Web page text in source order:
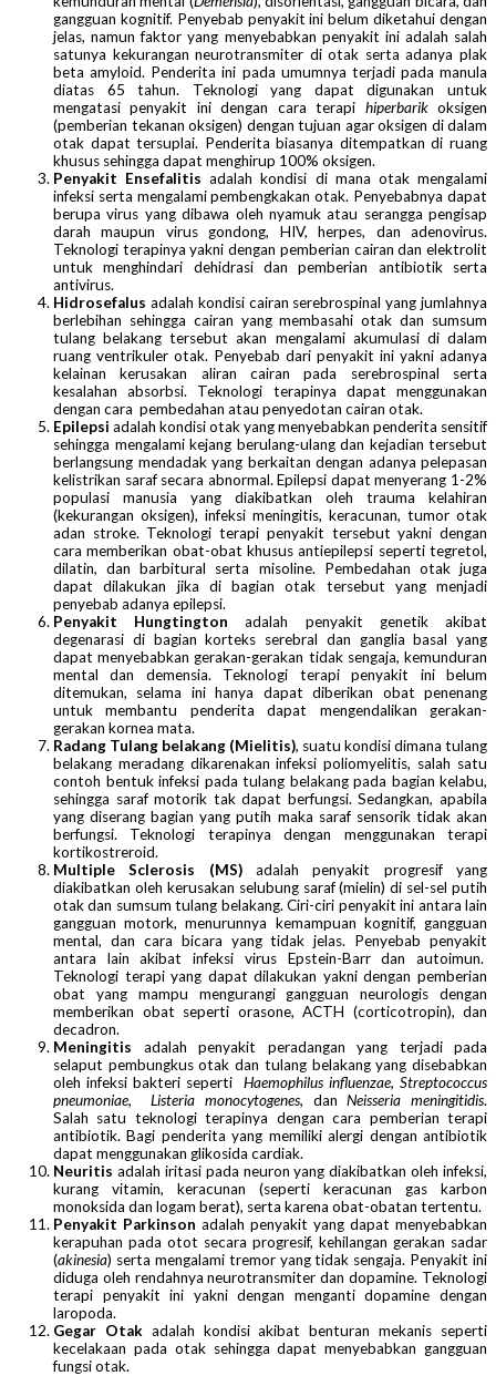
gangguan kognitif. Penyebab penyakit ini belum diketahui dengan
jelas, namun faktor yang menyebabkan penyakit ini adalah salah
satunya kekurangan neurotransmiter di otak serta adanya plak
beta amyloid. Penderita ini pada umumnya terjadi pada manula
diatas 65 tahun. Teknologi yang dapat digunakan untuk
mengatasi penyakit ini dengan cara terapi hiperbarikoksigen
(pemberian tekanan oksigen) dengan tujuan agar oksigen di dalam
otak dapat tersuplai. Penderita biasanya ditempatkan di ruang
khusus sehingga dapat menghirup 100% oksigen.
Penyakit Ensefalitisadalah kondisi di mana otak mengalami
infeksi serta mengalami pembengkakan otak. Penyebabnya dapat
berupa virus yang dibawa oleh nyamuk atau serangga pengisap
darah maupun virus gondong, HIV, herpes, dan adenovirus.
Teknologi terapinya yakni dengan pemberian cairan dan elektrolit
untuk menghindari dehidrasi dan pemberian antibiotik serta
antivirus.
Hidrosefalus adalah kondisi cairan serebrospinal yang jumlahnya
berlebihan sehingga cairan yang membasahi otak dan sumsum
tulang belakang tersebut akan mengalami akumulasi di dalam
ruang ventrikuler otak. Penyebab dari penyakit ini yakni adanya
kelainan kerusakan aliran cairan pada serebrospinal serta
kesalahan absorbsi. Teknologi terapinya dapat menggunakan
dengan cara pembedahan atau penyedotan cairan otak.
Epilepsi adalah kondisi otak yang menyebabkan penderita sensitif
sehingga mengalami kejang berulang-ulang dan kejadian tersebut
berlangsung mendadak yang berkaitan dengan adanya pelepasan
kelistrikan saraf secara abnormal. Epilepsi dapat menyerang 1-2%
populasi manusia yang diakibatkan oleh trauma kelahiran
(kekurangan oksigen), infeksi meningitis, keracunan, tumor otak
adan stroke. Teknologi terapi penyakit tersebut yakni dengan
cara memberikan obat-obat khusus antiepilepsi seperti tegretol,
dilatin, dan barbitural serta misoline. Pembedahan otak juga
dapat dilakukan jika di bagian otak tersebut yang menjadi
penyebab adanya epilepsi.
Penyakit Hungtingtonadalah penyakit genetik akibat
degenarasi di bagian korteks serebral dan ganglia basal yang
dapat menyebabkan gerakan-gerakan tidak sengaja, kemunduran
mental dan demensia. Teknologi terapi penyakit ini belum
ditemukan, selama ini hanya dapat diberikan obat penenang
untuk membantu penderita dapat mengendalikan gerakan-
gerakan kornea mata.
Radang Tulang belakang (Mielitis), suatu kondisi dimana tulang
belakang meradang dikarenakan infeksi poliomyelitis, salah satu
contoh bentuk infeksi pada tulang belakang pada bagian kelabu,
sehingga saraf motorik tak dapat berfungsi. Sedangkan, apabila
yang diserang bagian yang putih maka saraf sensorik tidak akan
berfungsi. Teknologi terapinya dengan menggunakan terapi
kortikostreroid.
Multiple Sclerosis (MS) adalah penyakit progresif yang
diakibatkan oleh kerusakan selubung saraf (mielin) di sel-sel putih
otak dan sumsum tulang belakang. Ciri-ciri penyakit ini antara lain
gangguan motork, menurunnya kemampuan kognitif, gangguan
mental, dan cara bicara yang tidak jelas. Penyebab penyakit
antara lain akibat infeksi virus Epstein-Barr dan autoimun.
Teknologi terapi yang dapat dilakukan yakni dengan pemberian
obat yang mampu mengurangi gangguan neurologis dengan
memberikan obat seperti orasone, ACTH (corticotropin), dan
decadron.
Meningitis adalah penyakit peradangan yang terjadi pada
selaput pembungkus otak dan tulang belakang yang disebabkan
oleh infeksi bakteri seperti Haemophilus influenzae, Streptococcus
pneumoniae,Listeria monocytogenes, danNeisseria meningitidis.
Salah satu teknologi terapinya dengan cara pemberian terapi
antibiotik. Bagi penderita yang memiliki alergi dengan antibiotik
dapat menggunakan glikosida cardiak.
Neuritis adalah iritasi pada neuron yang diakibatkan oleh infeksi,
kurang vitamin, keracunan (seperti keracunan gas karbon
monoksida dan logam berat), serta karena obat-obatan tertentu.
Penyakit Parkinson adalah penyakit yang dapat menyebabkan
kerapuhan pada otot secara progresif, kehilangan gerakan sadar
(akinesia) serta mengalami tremor yang tidak sengaja. Penyakit ini
diduga oleh rendahnya neurotransmiter dan dopamine. Teknologi
terapi penyakit ini yakni dengan menganti dopamine dengan
laropoda.
Gegar Otak adalah kondisi akibat benturan mekanis seperti
kecelakaan pada otak sehingga dapat menyebabkan gangguan
fungsi otak.